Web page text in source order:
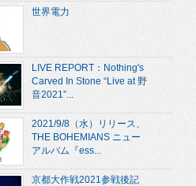
世界電力
LIVE REPORT：Nothing's
Carved In Stone “Live at 野
音2021”...
2021/9/8（水）リリース、
THE BOHEMIANS ニュー
アルバム『ess...
京都大作戦2021参戦後記